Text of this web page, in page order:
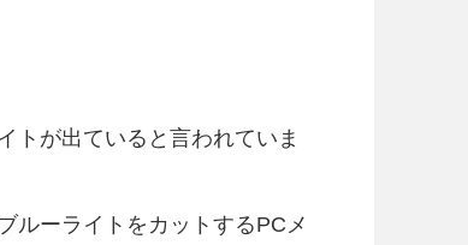
トが出ていると言われていま
ルーライトをカットするPCメ